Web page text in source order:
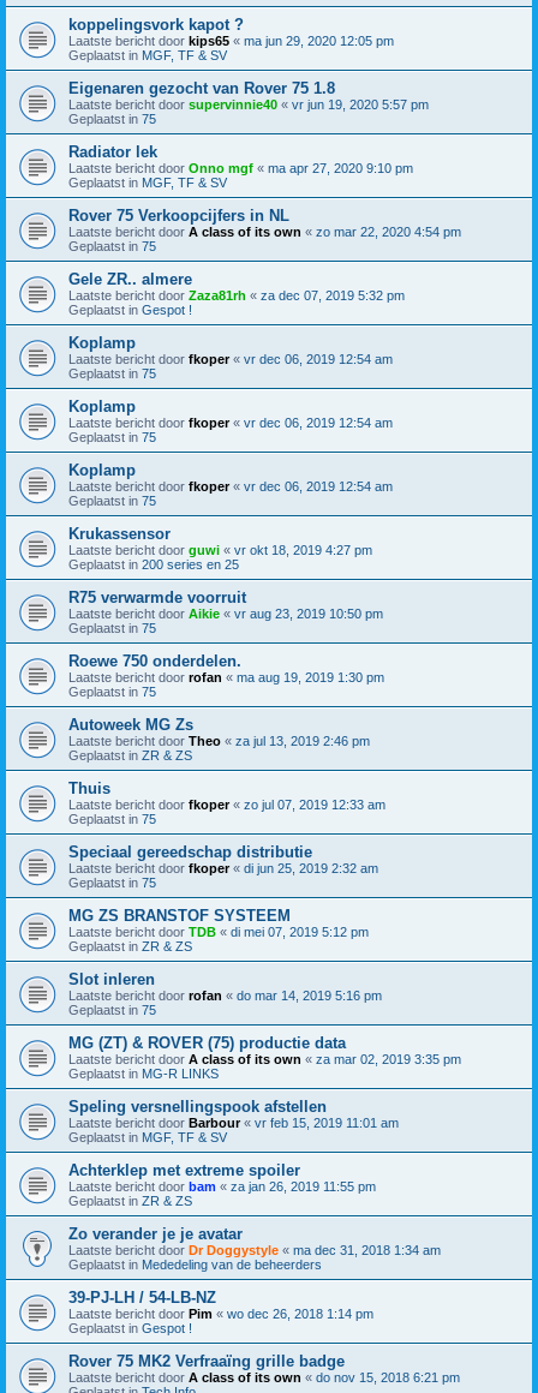
koppelingsvork kapot ?
Laatste bericht door kips65 « ma jun 29, 2020 12:05 pm
Geplaatst in MGF, TF & SV
Eigenaren gezocht van Rover 75 1.8
Laatste bericht door supervinnie40 « vr jun 19, 2020 5:57 pm
Geplaatst in 75
Radiator lek
Laatste bericht door Onno mgf « ma apr 27, 2020 9:10 pm
Geplaatst in MGF, TF & SV
Rover 75 Verkoopcijfers in NL
Laatste bericht door A class of its own « zo mar 22, 2020 4:54 pm
Geplaatst in 75
Gele ZR.. almere
Laatste bericht door Zaza81rh « za dec 07, 2019 5:32 pm
Geplaatst in Gespot !
Koplamp
Laatste bericht door fkoper« vr dec 06, 2019 12:54 am
Geplaatst in 75
Koplamp
Laatste bericht door fkoper« vr dec 06, 2019 12:54 am
Geplaatst in 75
Koplamp
Laatste bericht door fkoper« vr dec 06, 2019 12:54 am
Geplaatst in 75
Krukassensor
Laatste bericht door guwi « vr okt 18, 2019 4:27 pm
Geplaatst in 200 series en 25
R75 verwarmde voorruit
Laatste bericht door Aikie « vr aug 23, 2019 10:50 pm
Geplaatst in 75
Roewe 750 onderdelen.
Laatste bericht door rofan « ma aug 19, 2019 1:30 pm
Geplaatst in 75
Autoweek MG Zs
Laatste bericht door Theo « za jul 13, 2019 2:46 pm
Geplaatst in ZR & ZS
Thuis
Laatste bericht door fkoper« zo jul 07, 2019 12:33 am
Geplaatst in 75
Speciaal gereedschap distributie
Laatste bericht door fkoper« di jun 25, 2019 2:32 am
Geplaatst in 75
MG ZS BRANSTOF SYSTEEM
Laatste bericht door TDB « di mei 07, 2019 5:12 pm
Geplaatst in ZR & ZS
Slot inleren
Laatste bericht door rofan « do mar 14, 2019 5:16 pm
Geplaatst in 75
MG (ZT) & ROVER (75) productie data
Laatste bericht door A class of its own « za mar 02, 2019 3:35 pm
Geplaatst in MG-R LINKS
Speling versnellingspook afstellen
Laatste bericht door Barbour« vr feb 15, 2019 11:01 am
Geplaatst in MGF, TF & SV
Achterklep met extreme spoiler
Laatste bericht door bam « za jan 26, 2019 11:55 pm
Geplaatst in ZR & ZS
Zo verander je je avatar
Laatste bericht door Dr Doggystyle « ma dec 31, 2018 1:34 am
Geplaatst in Mededeling van de beheerders
39-PJ-LH / 54-LB-NZ
Laatste bericht door Pim « wo dec 26, 2018 1:14 pm
Geplaatst in Gespot !
Rover 75 MK2 Verfraaïng grille badge
Laatste bericht door A class of its own « do nov 15, 2018 6:21 pm